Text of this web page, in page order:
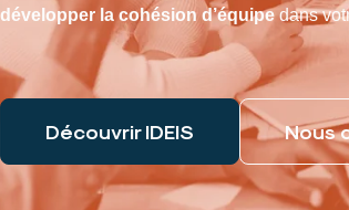
développer la cohésion d’équipedans
Découvrir IDEIS Nous